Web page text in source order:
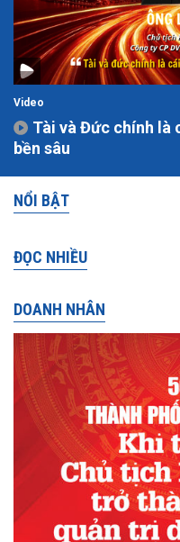
Video
Tài và Đức chính là
bền sâu
NỔI BẬT
ĐỌC NHIỀU
DOANH NHÂN